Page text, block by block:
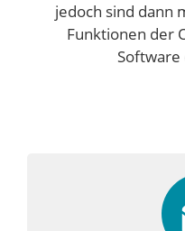
jedoch sind dann
Funktionen der